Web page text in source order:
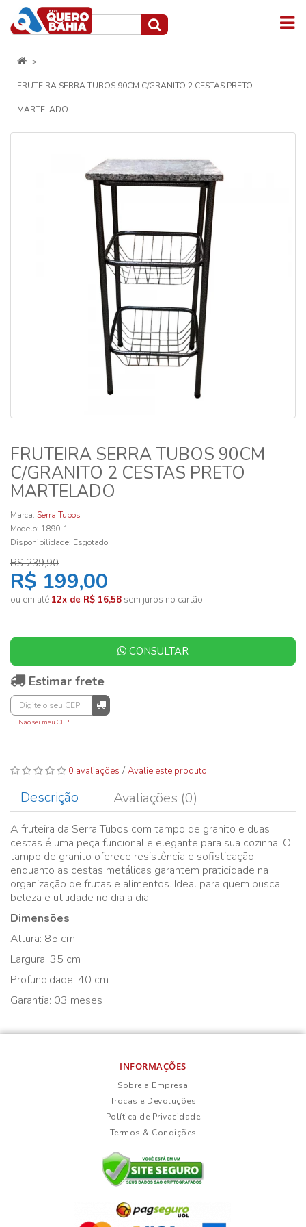
FRUTEIRA SERRA TUBOS 90CM C/GRANITO 2 CESTAS PRETO
MARTELADO
FRUTEIRA SERRA TUBOS 90CM
C/GRANITO 2 CESTAS PRETO
MARTELADO
Marca: Serra Tubos
Modelo: 1890-1
Disponibilidade: Esgotado
R$ 239,90
R$ 199,00
ou em até 12x de R$ 16,58 sem juros no cartão
CONSULTAR
Estimar frete
Não sei meu CEP
0 avaliações /Avalie este produto
Descrição Avaliações (0)
A fruteira da Serra Tubos com tampo de granito e duas
cestas é uma peça funcional e elegante para sua cozinha. O
tampo de granito oferece resistência e sofisticação,
enquanto as cestas metálicas garantem praticidade na
organização de frutas e alimentos. Ideal para quem busca
beleza e utilidade no dia a dia.
Dimensões
Altura: 85 cm
Largura: 35 cm
Profundidade: 40 cm
Garantia: 03 meses
INFORMAÇÕES
Sobre a Empresa
Trocas e Devoluções
Política de Privacidade
Termos & Condições